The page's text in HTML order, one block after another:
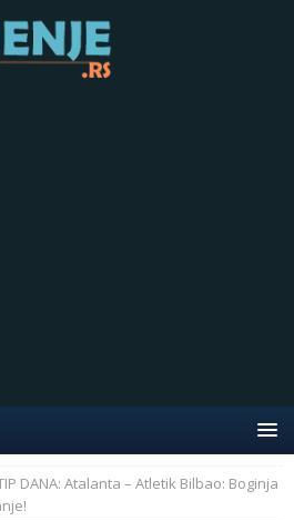
DANA: Atalanta – Atletik Bilbao: Boginja